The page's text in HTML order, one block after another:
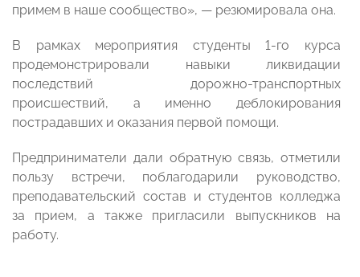
примем в наше сообщество», — резюмировала она.
В рамках мероприятия студенты 1-го курса
продемонстрировали навыки ликвидации
последствий дорожно-транспортных
происшествий, а именно деблокирования
пострадавших и оказания первой помощи.
Предприниматели дали обратную связь, отметили
пользу встречи, поблагодарили руководство,
преподавательский состав и студентов колледжа
за прием, а также пригласили выпускников на
работу.